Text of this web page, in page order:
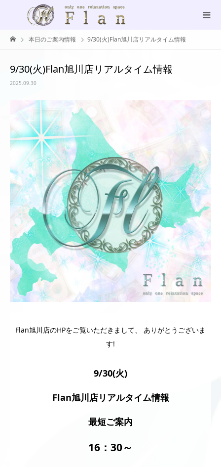
本日のご案内情報 9/30(火)Flan旭川店リアルタイム情報
9/30(火)Flan旭川店リアルタイム情報
2025.09.30
Flan旭川店のHPをご覧いただきまして、 ありがとうございま
す!
9/30(火)
Flan旭川店リアルタイム情報
最短ご案内
16：30～